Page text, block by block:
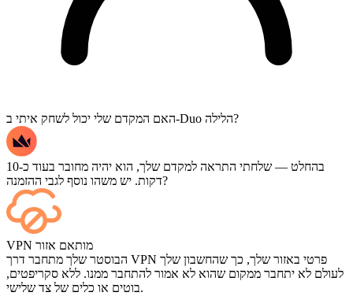
האם המקדם שלי יכול לשחק איתי ב-Duo הלילה?
בהחלט — שלחתי התראה למקדם שלך, הוא יהיה מחובר בעוד כ-10
דקות. יש משהו נוסף לגבי ההזמנה?
כן — כל משחק מופיע בלוח הבקרה שלך ברגע שהוא מסתיים, ואם
VPN מותאם אזור
הבוסטר שלך מתחבר דרך VPN פרטי באזור שלך, כך שהחשבון שלך
לעולם לא יתחבר ממקום שהוא לא אמור להתחבר ממנו. ללא סקריפטים,
בוטים או כלים של צד שלישי.